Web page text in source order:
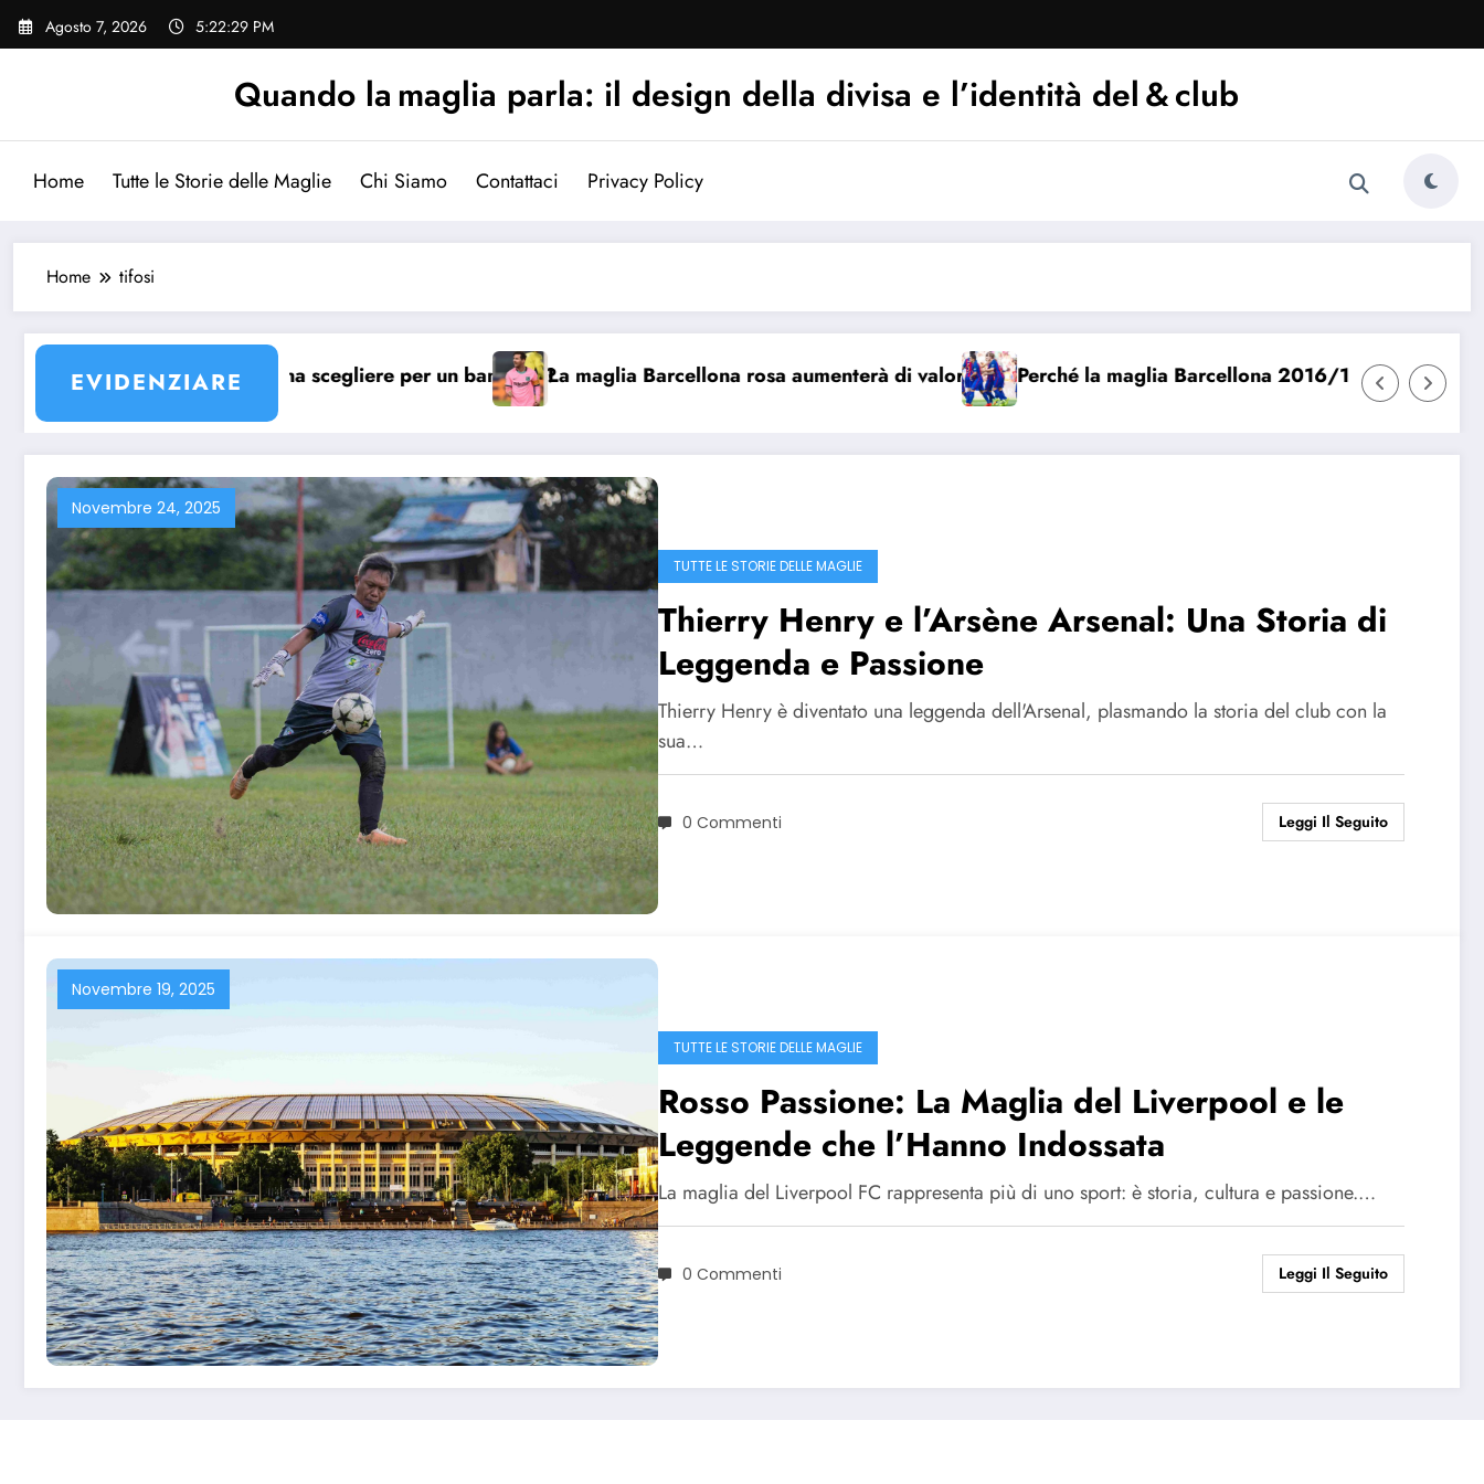
Vai
Agosto 7, 2026 5:22:29 PM
Quando la maglia parla: il design della divisa e l’identità del & club
Home Tutte le Storie delle Maglie Chi Siamo Contattaci Privacy Policy
Home tifosi
EVIDENZIARE
maglia Barcellona scegliere per un bambino?La maglia Barcellona rosa aumenterà di valore? Perché la maglia Barcellona 2016/17 è iconica Che
Novembre 24, 2025
TUTTE LE STORIE DELLE MAGLIE
Thierry Henry e l’Arsène Arsenal: Una Storia di
Leggenda e Passione
Thierry Henry è diventato una leggenda dell'Arsenal, plasmando la storia del club con la
sua…
0 Commenti Leggi Il Seguito
Novembre 19, 2025
TUTTE LE STORIE DELLE MAGLIE
Rosso Passione: La Maglia del Liverpool e le
Leggende che l’Hanno Indossata
La maglia del Liverpool FC rappresenta più di uno sport: è storia, cultura e passione.…
0 Commenti Leggi Il Seguito